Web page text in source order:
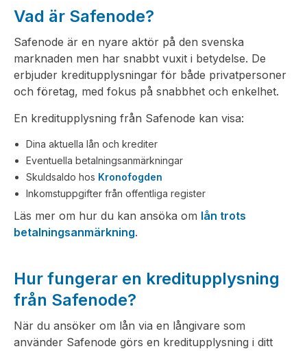
Vad är Safenode?
Safenode är en nyare aktör på den svenska
marknaden men har snabbt vuxit i betydelse. De
erbjuder kreditupplysningar för både privatpersoner
och företag, med fokus på snabbhet och enkelhet.
En kreditupplysning från Safenode kan visa:
Dina aktuella lån och krediter
Eventuella betalningsanmärkningar
Skuldsaldo hos Kronofogden
Inkomstuppgifter från offentliga register
Läs mer om hur du kan ansöka om lån trots
betalningsanmärkning.
Hur fungerar en kreditupplysning
från Safenode?
När du ansöker om lån via en långivare som
använder Safenode görs en kreditupplysning i ditt